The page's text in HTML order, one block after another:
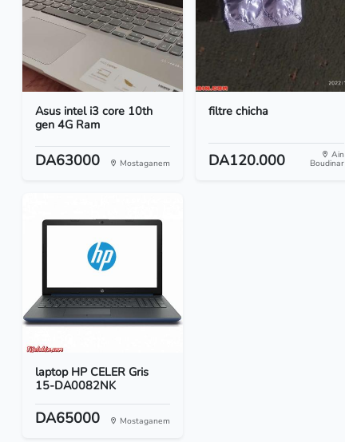
Asus intel i3 core 10th
gen 4G Ram
DA63000 Mostaganem
filtre chicha
DA120.000 Ain
Boudinar
laptop HP CELER Gris
15-DA0082NK
DA65000 Mostaganem